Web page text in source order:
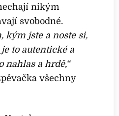
nikým
svobodné.
kým jste a noste si,
to autentické a
nahlas a hrdě,“
všechny